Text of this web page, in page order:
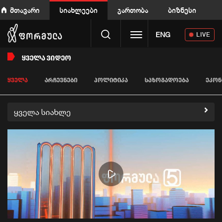
მთავარი სიახლეები გართობა ბიზნესი
Toggle navigation
ENG LIVE
ᲧᲕᲔᲚᲐ ᲕᲘᲓᲔᲝ
ᲧᲕᲔᲚᲐ ᲐᲠᲩᲔᲕᲜᲔᲑᲘ ᲞᲝᲚᲘᲢᲘᲙᲐ ᲡᲐᲖᲝᲒᲐᲓᲝᲔᲑᲐ
ყველა სიახლე